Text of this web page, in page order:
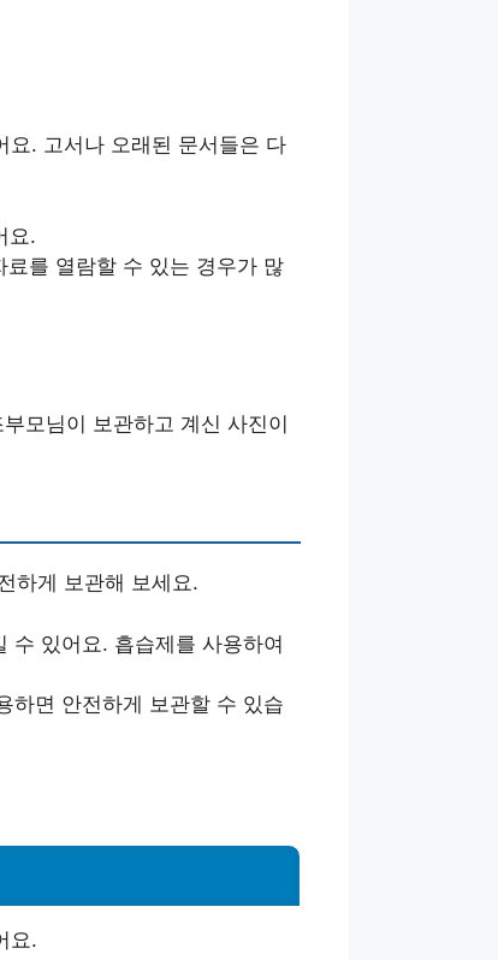
요. 고서나 오래된 문서들은 다
요.
를 열람할 수 있는 경우가 많
모님이 보관하고 계신 사진이
하게 보관해 보세요.
수 있어요. 흡습제를 사용하여
하면 안전하게 보관할 수 있습
요.